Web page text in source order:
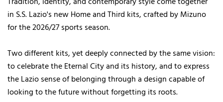
in S.S. Lazio's new Home and Third kits, crafted by Mizuno
for the 2026/27 sports season.
Two different kits, yet deeply connected by the same vision:
to celebrate the Eternal City and its history, and to express
the Lazio sense of belonging through a design capable of
looking to the future without forgetting its roots.